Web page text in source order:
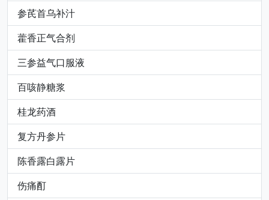
参芪首乌补汁
藿香正气合剂
三参益气口服液
百咳静糖浆
桂龙药酒
复方丹参片
陈香露白露片
伤痛酊